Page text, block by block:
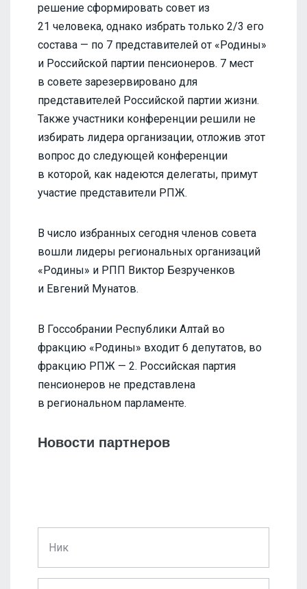
решение сформировать совет из
21 человека, однако избрать только 2/3 его
состава — по 7 представителей от «Родины»
и Российской партии пенсионеров. 7 мест
в совете зарезервировано для
представителей Российской партии жизни.
Также участники конференции решили не
избирать лидера организации, отложив этот
вопрос до следующей конференции
в которой, как надеются делегаты, примут
участие представители РПЖ.
В число избранных сегодня членов совета
вошли лидеры региональных организаций
«Родины» и РПП Виктор Безрученков
и Евгений Мунатов.
В Госсобрании Республики Алтай во
фракцию «Родины» входит 6 депутатов, во
фракцию РПЖ — 2. Российская партия
пенсионеров не представлена
в региональном парламенте.
Новости партнеров